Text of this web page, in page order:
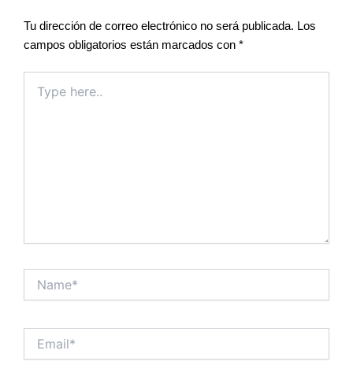
Tu dirección de correo electrónico no será publicada. Los
campos obligatorios están marcados con *
here..